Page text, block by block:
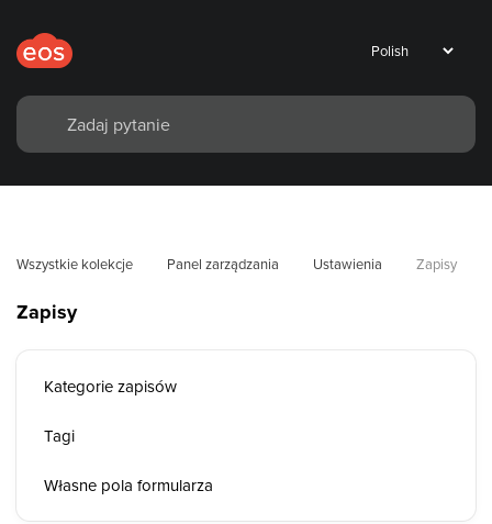
Wszystkie kolekcje Panel zarządzania Ustawienia Zapisy
Zapisy
Kategorie zapisów
Tagi
Własne pola formularza